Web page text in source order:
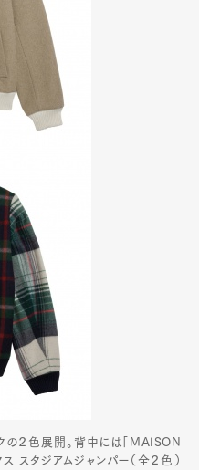
の２色展開。背中には「MAISON
スタジアムジャンパー（全２色）